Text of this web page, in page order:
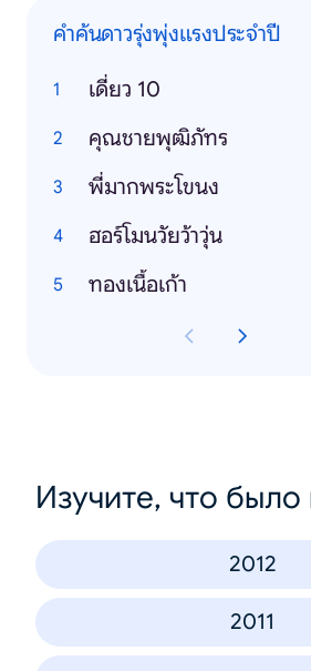
คำค้นดาวรุ่งพุ่งแรงประจำปี
เดี่ยว 10
คุณชายพุฒิภัทร
พี่มากพระโขนง
ฮอร์โมนวัยว้าวุ่น
ทองเนื้อเก้า
Изучите, что было
2012
2011